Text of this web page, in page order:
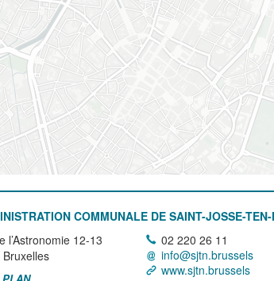
COMMUNALE DE SAINT-JOSSE-
l’Astronomie 12-13
Bruxelles
02 220 26 11
info@sjtn.brussels
www.sjtn.brussels